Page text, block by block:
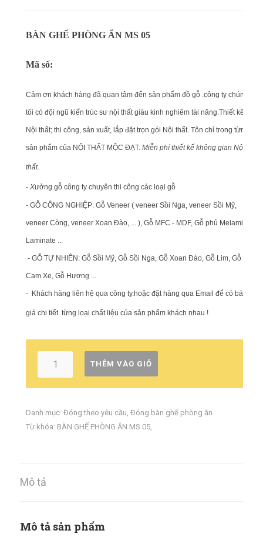
BÀN GHẾ PHÒNG ĂN MS 05
Mã số:
Cảm ơn khách hàng đã quan tâm đến sản phẩm đồ gỗ .công ty chúng
tôi có đội ngũ kiến trúc sư nội thất giàu kinh nghiêm tài năng.Thiết kế
Nội thất; thi công, sản xuất, lắp đặt trọn gói Nội thất. Tôn chỉ trong từng
sản phẩm của NỘI THẤT MỘC ĐẠT. Miễn phí thiết kế không gian Nội
thất.
- Xưởng gỗ công ty chuyên thi công các loại gỗ
- GỖ CÔNG NGHIỆP: Gỗ Veneer ( veneer Sồi Nga, veneer Sồi Mỹ,
veneer Còng, veneer Xoan Đào, ... ), Gỗ MFC - MDF, Gỗ phủ Melamin,
Laminate ...
- GỖ TỰ NHIÊN: Gỗ Sồi Mỹ, Gỗ Sồi Nga, Gỗ Xoan Đào, Gỗ Lim, Gỗ
Cam Xe, Gỗ Hương ...
- Khách hàng liên hệ qua công ty.hoặc đặt hàng qua Email để có báo
giá chi tiết từng loại chất liệu của sản phẩm khách nhau !
THÊM VÀO GIỎ
Danh mục: Đóng theo yêu cầu, Đóng bàn ghế phòng ăn
Từ khóa: BÀN GHẾ PHÒNG ĂN MS 05,
Mô tả
Mô tả sản phẩm